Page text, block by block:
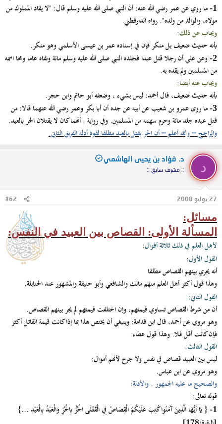
1- ما روي عن عمر رضي الله عنه: أن النبي صلى الله عليه وسلم قال: "لا يقاد المملوك من
مولاه، والوالد من ولده". رواه الدارقطني.
ويجاب عن ذلك:
بأنه حديث ضعيف بل منكر فإن في إسناده عمر بن عيسى الأسلمي وهو منكر.
2- وعن علي أن رجلا قتل عبدا فجلده النبي صلى الله عليه وسلم مائة ونفاه عاما ومحا اسمه
من المسلمين ولم يقده به.
ويجاب عنه أيضا:
بأنه حديث ضعيف، قال أحمد: ليس بشيء ، وضعفه أبو حاتم وابن حجر.
3- ما روى عمرو بن شعيب عن أبيه عن جده أن أبا بكر وعمر رضي الله عنهما قالا: من
قتل عبده جلد مائة وحرم سهمه من المسلمين. وفي رواية : أنهما كان لا يقتلان الحر بالعبد.
والراجح – والله أعلم – أن الحر يقتل بالعبد مطلقا لقوة أدلة الفريق الثاني.
د
د. فؤاد بن يحيى الهاشمي
:: مشرف سابق ::
27 يوليو 2008 #62
مسائل:
المسألة الأولى: القصاص بين العبيد في النفس:
لأهل العلم في ذلك ثلاثة أقوال:
القول الأول:
أنه يجري بينهم القصاص مطلقا
وهذا قول أكثر أهل العلم منهم مالك والشافعي وأبو حنيفة والمشهور عند الحنابلة.
القول الثاني:
أن من شرط القصاص تساوي قيمتهم، وإن اختلفت قيمتهم لم يجر بينهم القصاص.
وهو مروي عن أحمد، قال ابن قدامة: وينبغي أن يختص هذا بما إذا كانت قيمة القاتل أكثر
فإن كانت أقل فلا. وهذا قول عطاء.
القول الثالث:
ليس بين العبيد قصاص في نفس ولا جرح لأنهم أموال:
وهو مروي عن ابن عباس.
والصحيح ما عليه الجمهور . والأدلة:
قوله تعالى:
1- { يَا أَيُّهَا الَّذِينَ آَمَنُوا كُتِبَ عَلَيْكُمُ الْقِصَاصُ فِي الْقَتْلَى الْحُرُّ بِالْحُرِّ وَالْعَبْدُ بِالْعَبْدِ ...}